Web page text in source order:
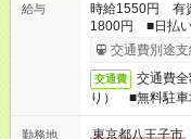
給与
時給1550円 有
1800円 ■日払
交通費別途支
交通費
交通費
り） ■無料駐車
勤務地
東京都八王子市